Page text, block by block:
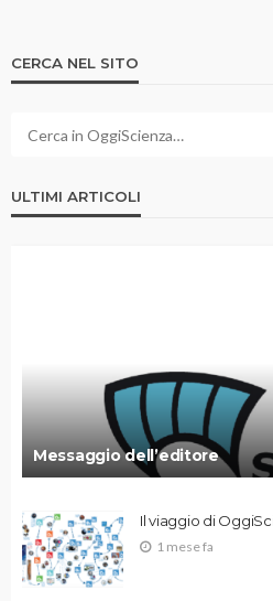
CERCA NEL SITO
ULTIMI ARTICOLI
Messaggio dell’editore
Il viaggio di
1 mese fa